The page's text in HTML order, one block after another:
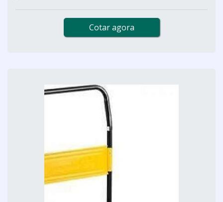
Cotar agora